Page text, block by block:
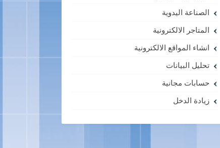
الصناعة اليدوية
المتاجر الالكترونية
انشاء المواقع الالكترونية
تحليل البيانات
حسابات مجانية
زيادة الدخل